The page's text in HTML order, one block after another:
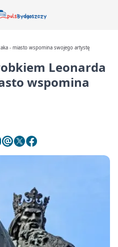
- miasto wspomina swojego artystę
Leonarda
wspomina